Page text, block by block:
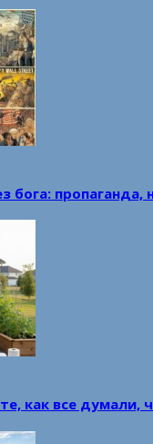
бога:
как все думали,